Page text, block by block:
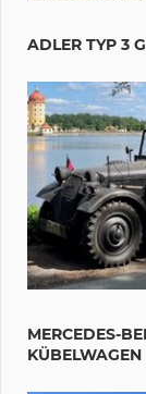
ADLER TYP 3
MERCEDES-
KÜBELWAGEN